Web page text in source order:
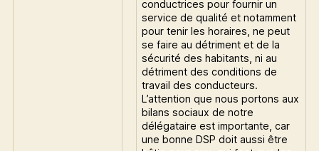
conductrices pour fournir un
service de qualité et notamment
pour tenir les horaires, ne peut
se faire au détriment et de la
sécurité des habitants, ni au
détriment des conditions de
travail des conducteurs.
L’attention que nous portons aux
bilans sociaux de notre
délégataire est importante, car
une bonne DSP doit aussi être